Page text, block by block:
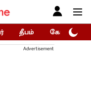
தீபம் கோகுலம்/
Advertisement